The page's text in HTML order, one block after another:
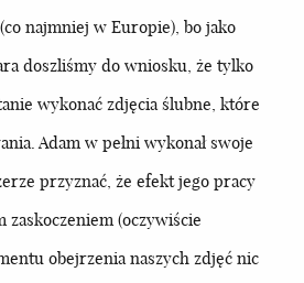
najmniej w Europie), bo jako
doszliśmy do wniosku, że tylko
wykonać zdjęcia ślubne, które
Adam w pełni wykonał swoje
przyznać, że efekt jego pracy
zaskoczeniem (oczywiście
obejrzenia naszych zdjęć nic